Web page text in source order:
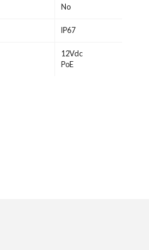
No
IP67
12Vdc
PoE